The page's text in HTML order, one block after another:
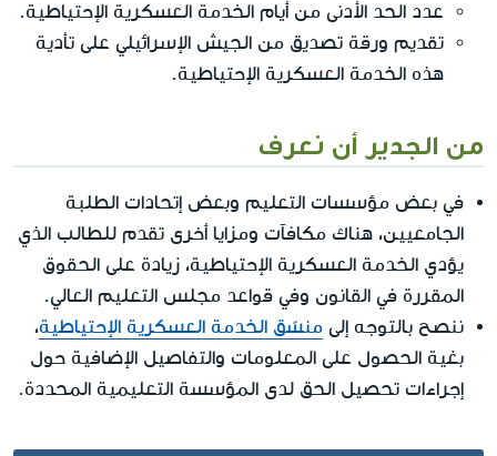
عدد الحد الأدنى من أيام الخدمة العسكرية الإحتياطية.
تقديم ورقة تصديق من الجيش الإسرائيلي على تأدية
هذه الخدمة العسكرية الإحتياطية.
من الجدير أن نعرف
في بعض مؤسسات التعليم وبعض إتحادات الطلبة
الجامعيين، هناك مكافآت ومزايا أخرى تقدم للطالب الذي
يؤدي الخدمة العسكرية الإحتياطية، زيادة على الحقوق
المقررة في القانون وفي قواعد مجلس التعليم العالي.
ننصح بالتوجه إلى منسّق الخدمة العسكرية الإحتياطية،
بغية الحصول على المعلومات والتفاصيل الإضافية حول
إجراءات تحصيل الحق لدى المؤسسة التعليمية المحددة.